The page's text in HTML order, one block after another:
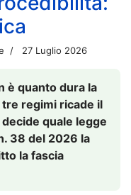
27 Luglio 2026
è quanto dura la
regimi ricade il
quale legge
38 del 2026 la
la fascia